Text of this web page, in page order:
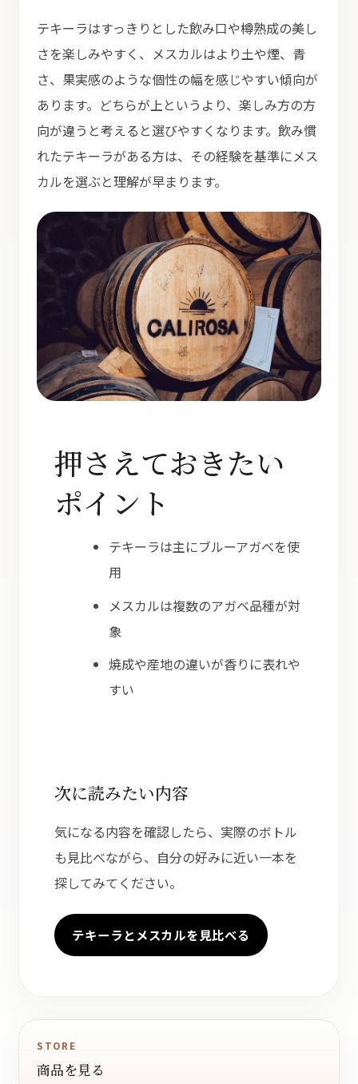
テキーラはすっきりとした飲み口や樽熟成の美し
さを楽しみやすく、メスカルはより土や煙、青
さ、果実感のような個性の幅を感じやすい傾向が
あります。どちらが上というより、楽しみ方の方
向が違うと考えると選びやすくなります。飲み慣
れたテキーラがある方は、その経験を基準にメス
カルを選ぶと理解が早まります。
押さえておきたい
ポイント
テキーラは主にブルーアガベを使
用
メスカルは複数のアガベ品種が対
象
焼成や産地の違いが香りに表れや
すい
次に読みたい内容
気になる内容を確認したら、実際のボトル
も見比べながら、自分の好みに近い一本を
探してみてください。
テキーラとメスカルを見比べる
STORE
商品を見る